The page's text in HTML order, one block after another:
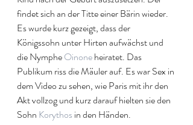
findet sich an der Titte einer Bärin wieder.
Es wurde kurz gezeigt, dass der
Königssohn unter Hirten aufwächst und
die Nymphe Oinone heiratet. Das
Publikum riss die Mäuler auf. Es war Sex in
dem Video zu sehen, wie Paris mit ihr den
Akt vollzog und kurz darauf hielten sie den
Sohn Korythos in den Händen.